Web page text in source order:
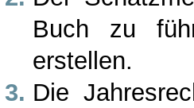
Buch zu
erstellen.
Die